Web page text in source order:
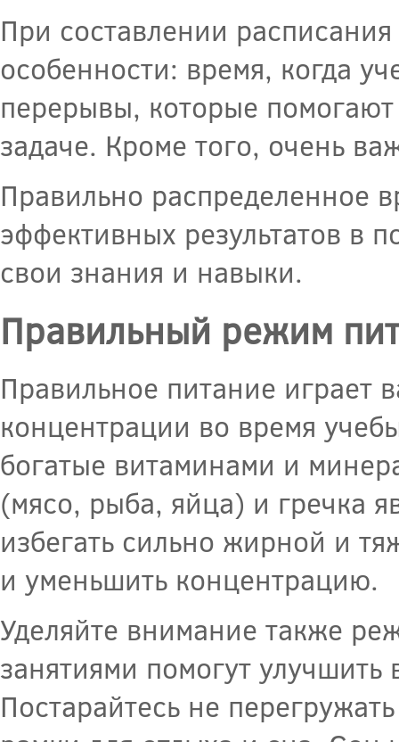
При составлении
особенности: время, когда
перерывы, которые помогают
задаче. Кроме того, очень
Правильно распределенное
эффективных результатов в
свои знания и навыки.
Правильный режим
Правильное питание играет
концентрации во время
богатые витаминами и
(мясо, рыба, яйца) и гречка
избегать сильно жирной и
и уменьшить концентрацию.
Уделяйте внимание также
занятиями помогут
Постарайтесь не